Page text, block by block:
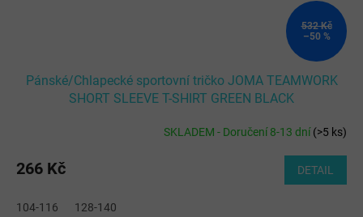
532 Kč
–50 %
Pánské/Chlapecké sportovní tričko JOMA TEAMWORK
SHORT SLEEVE T-SHIRT GREEN BLACK
SKLADEM - Doručení 8-13 dní(>5 ks)
266 Kč DETAIL
104-116 128-140